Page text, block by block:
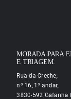
MORADA PARA
E TRIAGEM:
Rua da Creche,
nº 16, 1º andar,
3830-592 Gafanha